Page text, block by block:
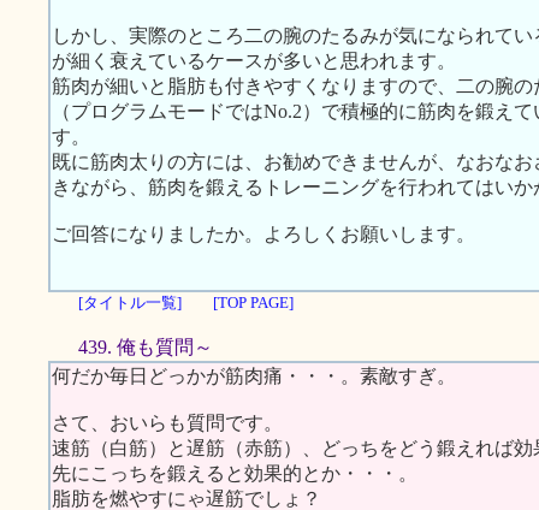
しかし、実際のところ二の腕のたるみが気になられて
が細く衰えているケースが多いと思われます。
筋肉が細いと脂肪も付きやすくなりますので、二の腕
（プログラムモードではNo.2）で積極的に筋肉を鍛え
す。
既に筋肉太りの方には、お勧めできませんが、なおな
きながら、筋肉を鍛えるトレーニングを行われてはい
ご回答になりましたか。よろしくお願いします。
[タイトル一覧] [TOP PAGE]
439. 俺も質問～
何だか毎日どっかが筋肉痛・・・。素敵すぎ。
さて、おいらも質問です。
速筋（白筋）と遅筋（赤筋）、どっちをどう鍛えれば
先にこっちを鍛えると効果的とか・・・。
脂肪を燃やすにゃ遅筋でしょ？